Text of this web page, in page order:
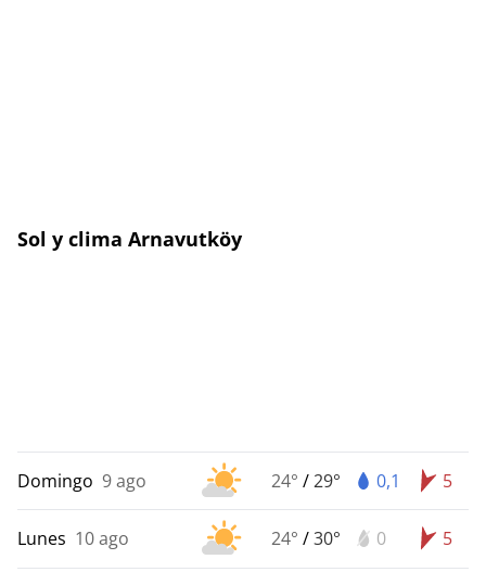
Sol y clima Arnavutköy
Domingo 9 ago 24° /29° 0,1 5
Lunes 10 ago 24° /30° 0 5